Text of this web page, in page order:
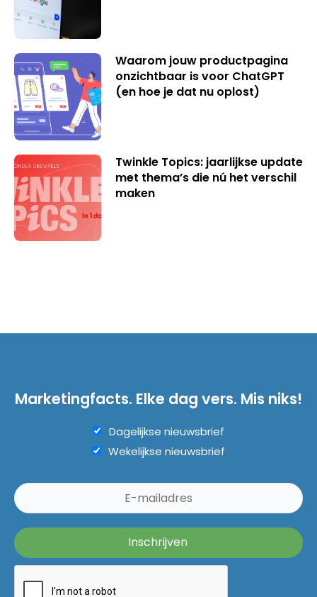
Waarom jouw productpagina
onzichtbaar is voor ChatGPT
(en hoe je dat nu oplost)
Twinkle Topics: jaarlijkse update
met thema’s die nú het verschil
maken
Marketingfacts. Elke dag vers. Mis niks!
Dagelijkse nieuwsbrief
Wekelijkse nieuwsbrief